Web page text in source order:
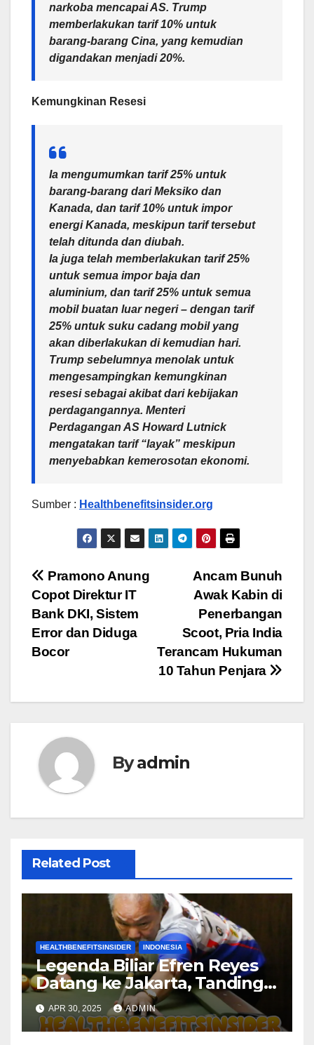
narkoba mencapai AS. Trump
memberlakukan tarif 10% untuk
barang-barang Cina, yang kemudian
digandakan menjadi 20%.
Kemungkinan Resesi
Ia mengumumkan tarif 25% untuk
barang-barang dari Meksiko dan
Kanada, dan tarif 10% untuk impor
energi Kanada, meskipun tarif tersebut
telah ditunda dan diubah.
Ia juga telah memberlakukan tarif 25%
untuk semua impor baja dan
aluminium, dan tarif 25% untuk semua
mobil buatan luar negeri – dengan tarif
25% untuk suku cadang mobil yang
akan diberlakukan di kemudian hari.
Trump sebelumnya menolak untuk
mengesampingkan kemungkinan
resesi sebagai akibat dari kebijakan
perdagangannya. Menteri
Perdagangan AS Howard Lutnick
mengatakan tarif “layak” meskipun
menyebabkan kemerosotan ekonomi.
Sumber : Healthbenefitsinsider.org
Post
navigation
Ancam Bunuh
Awak Kabin di
Penerbangan
Scoot, Pria India
Terancam Hukuman
10 Tahun Penjara
Pramono Anung
Copot Direktur IT
Bank DKI, Sistem
Error dan Diduga
Bocor
Byadmin
Related Post
HEALTHBENEFITSINSIDER INDONESIA
Legenda Biliar Efren Reyes
Datang ke Jakarta, Tanding
Lawan Atlet Nasional Silviana
LuAPR 30, 2025 ADMIN